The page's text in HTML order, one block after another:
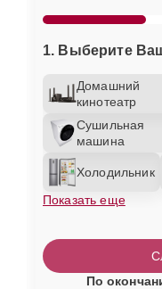
1. Выберите
Домашний
кинотеатр
Сушильная
машина
Холодильник
Показать еще
По